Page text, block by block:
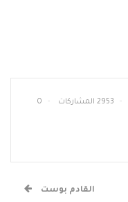
2953 المشاركات 0
القادم بوست